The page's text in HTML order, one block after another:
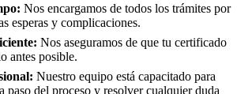
Nos encargamos de todos los trámites por
esperas y complicaciones.
Nos aseguramos de que tu certificado
antes posible.
Nuestro equipo está capacitado para
paso del proceso y resolver cualquier duda